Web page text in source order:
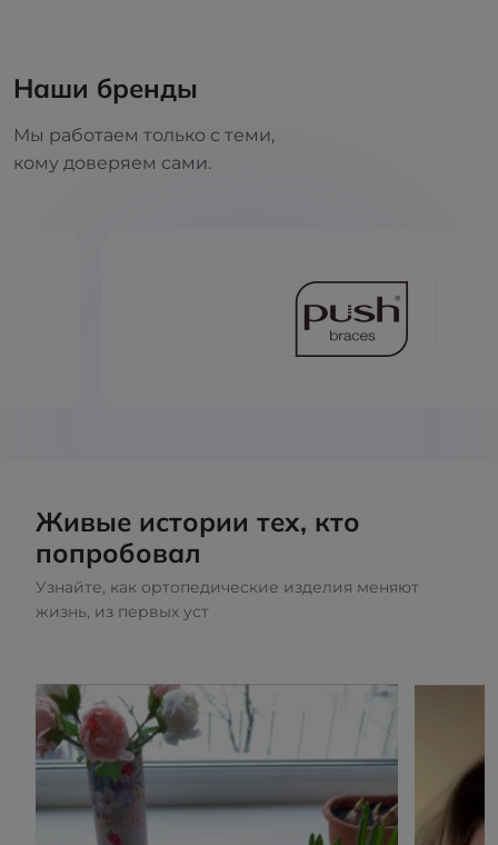
Наши бренды
Мы работаем только с теми,
кому доверяем сами.
Живые истории тех, кто
попробовал
Узнайте, как ортопедические изделия меняют
жизнь, из первых уст